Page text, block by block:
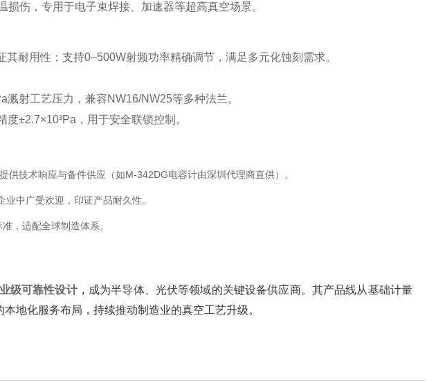
损伤，专用于电子束焊接、加速器等超高真空场景‌。
耐用性；支持0–500W射频功率精确调节，满足多元化蚀刻需求‌。
溅射工艺压力，兼容NW16/NW25等多种法兰‌。
度±2.7×10³Pa，用于安全联锁控制‌。
供技术响应与备件供应（如M-342DG电容计由深圳代理商直供）‌。
中广受欢迎，印证产品耐久性‌。
，适配全球制造体系‌。
级可靠性设计‌，成为半导体、光伏等领域的关键设备供应商。其产品线从基础计量
地化服务布局，持续推动制造业的真空工艺升级‌。